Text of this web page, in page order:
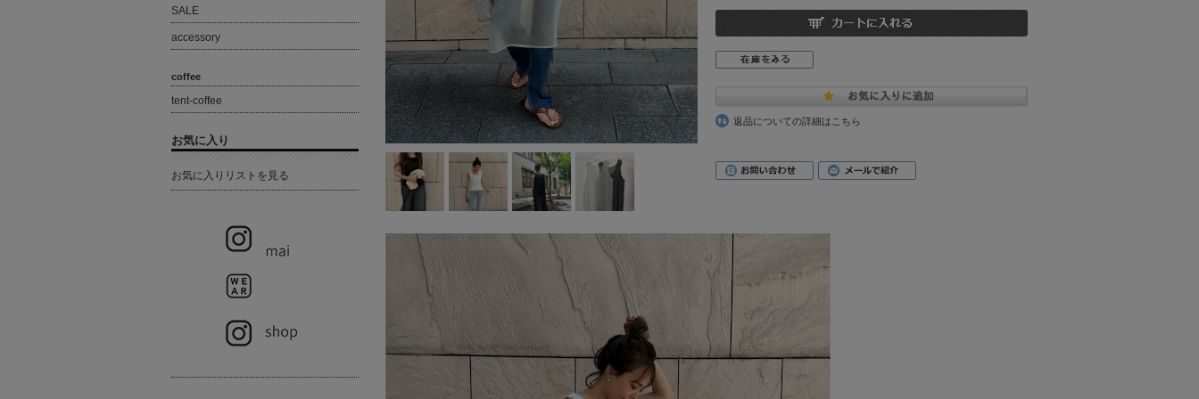
返品についての詳細はこちら
SALE
accessory
coffee
tent-coffee
お気に入り
お気に入りリストを見る